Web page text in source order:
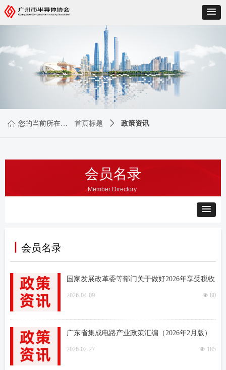
首页标题 ꄲ 政策资讯
国家发展改革委等部门关于做好2026年享受税收
优惠政策的集成电路企业或项目、软件企业清单
넶 80
2026-04-09
广东省集成电路产业政策汇编（2026年2月版）
넶 185
2026-02-27
丨 会员名录
ꀇ 您的当前所在位置：
会员名录
Member Directory